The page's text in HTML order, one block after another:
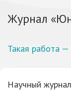
Журнал
Такая работа —
Научный